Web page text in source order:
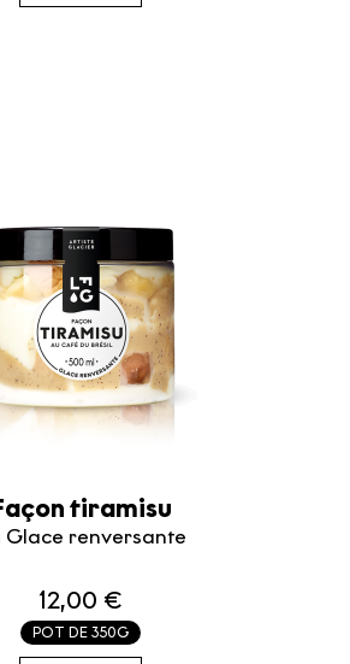
tiramisu
Glace renversante
12,00 €
POT DE 350G